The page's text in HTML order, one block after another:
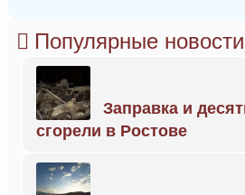
Популярные новости
Заправка и
сгорели в Ростове